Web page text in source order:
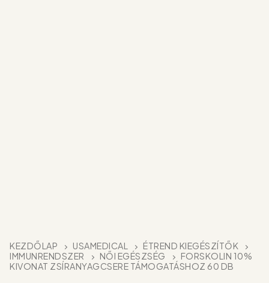
KEZDŐLAP USAMEDICAL
ÉTREND KIEGÉSZÍTŐK
IMMUNRENDSZER
NŐI EGÉSZSÉG
FORSKOLIN 10%
KIVONAT ZSÍRANYAGCSERE TÁMOGATÁSHOZ 60 DB